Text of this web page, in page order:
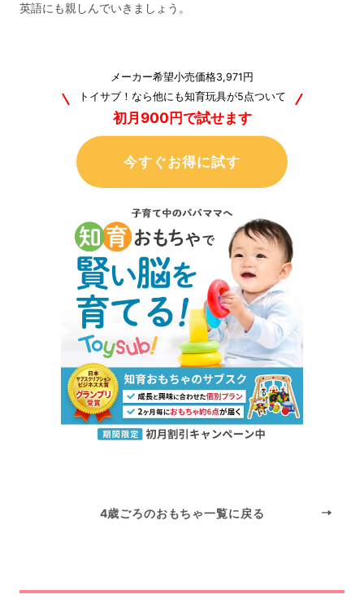
英語にも親しんでいきましょう。
メーカー希望小売価格3,971円
トイサブ！なら他にも知育玩具が5点ついて
初月900円で試せます
今すぐお得に試す
4歳ごろのおもちゃ一覧に戻る